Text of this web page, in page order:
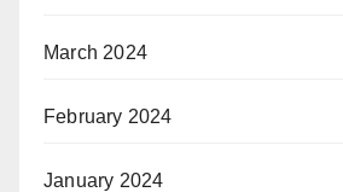
March 2024
February 2024
January 2024